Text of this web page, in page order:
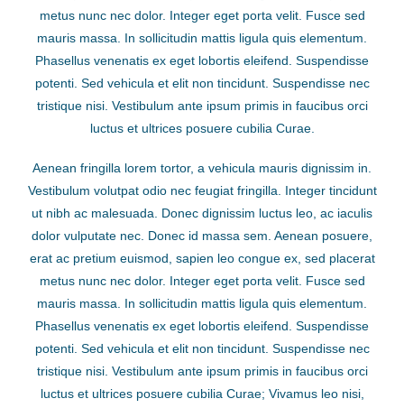
metus nunc nec dolor. Integer eget porta velit. Fusce sed
mauris massa. In sollicitudin mattis ligula quis elementum.
Phasellus venenatis ex eget lobortis eleifend. Suspendisse
potenti. Sed vehicula et elit non tincidunt. Suspendisse nec
tristique nisi. Vestibulum ante ipsum primis in faucibus orci
luctus et ultrices posuere cubilia Curae.
Aenean fringilla lorem tortor, a vehicula mauris dignissim in.
Vestibulum volutpat odio nec feugiat fringilla. Integer tincidunt
ut nibh ac malesuada. Donec dignissim luctus leo, ac iaculis
dolor vulputate nec. Donec id massa sem. Aenean posuere,
erat ac pretium euismod, sapien leo congue ex, sed placerat
metus nunc nec dolor. Integer eget porta velit. Fusce sed
mauris massa. In sollicitudin mattis ligula quis elementum.
Phasellus venenatis ex eget lobortis eleifend. Suspendisse
potenti. Sed vehicula et elit non tincidunt. Suspendisse nec
tristique nisi. Vestibulum ante ipsum primis in faucibus orci
luctus et ultrices posuere cubilia Curae; Vivamus leo nisi,